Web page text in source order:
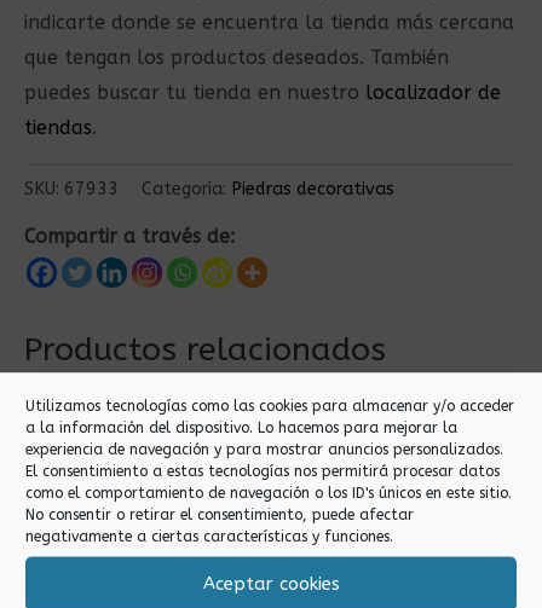
Utilizamos tecnologías como las cookies para almacenar y/o acceder
a la información del dispositivo. Lo hacemos para mejorar la
experiencia de navegación y para mostrar anuncios personalizados.
El consentimiento a estas tecnologías nos permitirá procesar datos
como el comportamiento de navegación o los ID's únicos en este sitio.
No consentir o retirar el consentimiento, puede afectar
negativamente a ciertas características y funciones.
Aceptar cookies
indicarte donde se encuentra la tienda más cercana
que tengan los productos deseados. También
puedes buscar tu tienda en nuestro localizador de
tiendas.
SKU: 67933 Categoría: Piedras decorativas
Compartir a través de:
Productos relacionados
Piedras decorativas